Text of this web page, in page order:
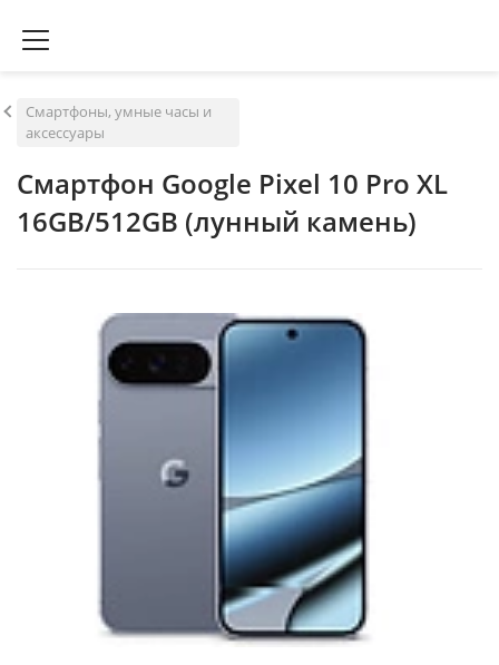
Смартфоны, умные часы и
аксессуары
Смартфон Google Pixel 10 Pro XL
16GB/512GB (лунный камень)